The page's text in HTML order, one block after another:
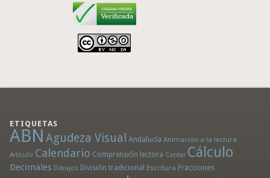
ETIQUETAS
ABN Agudeza Visual Andalucía Animación a la lectura
Artículo Calendario Comprensión lectora Contar Cálculo
Decimales Dibujos División tradicional Escritura Fracciones